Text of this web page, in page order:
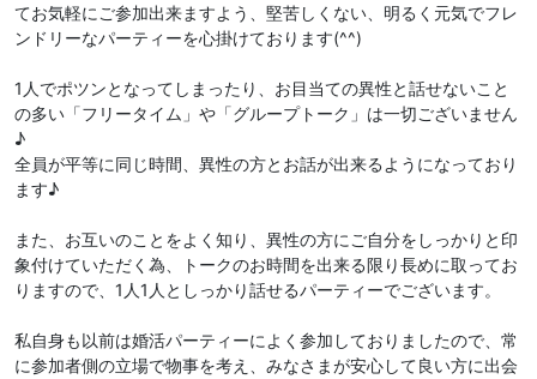
てお気軽にご参加出来ますよう、堅苦しくない、明るく元気でフレ
ンドリーなパーティーを心掛けております(^^)
1人でポツンとなってしまったり、お目当ての異性と話せないこと
の多い「フリータイム」や「グループトーク」は一切ございません
♪
全員が平等に同じ時間、異性の方とお話が出来るようになっており
ます♪
また、お互いのことをよく知り、異性の方にご自分をしっかりと印
象付けていただく為、トークのお時間を出来る限り長めに取ってお
りますので、1人1人としっかり話せるパーティーでございます。
私自身も以前は婚活パーティーによく参加しておりましたので、常
に参加者側の立場で物事を考え、みなさまが安心して良い方に出会